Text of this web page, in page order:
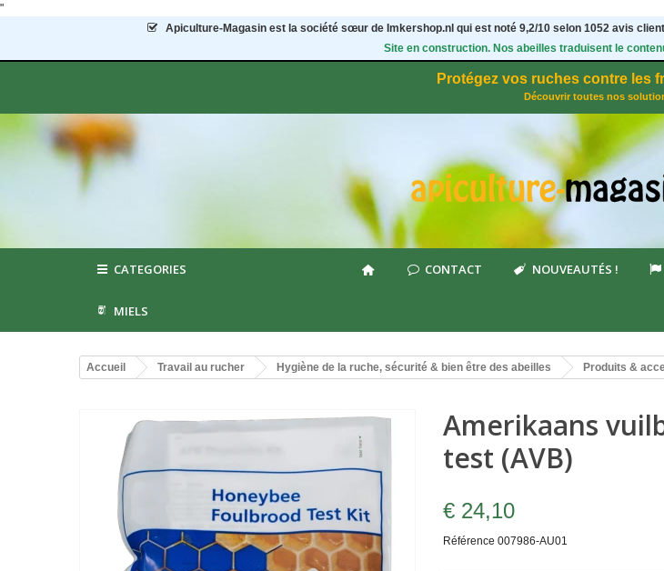
"
Apiculture-Magasin est la société sœur de Imkershop.nl qui est noté 9,2/10 selon 1052avis
Site en construction. Nos abeilles traduisent le
Protégez vos ruches contre les
Découvrir toutes nos
CATEGORIES CONTACT NOUVEAUTÉS !
MIELS
Accueil Travail au rucher Hygiène de la ruche, sécurité & bien être des abeilles Produits &
Amerikaans
test (AVB)
€ 24,10
Référence 007986-AU01